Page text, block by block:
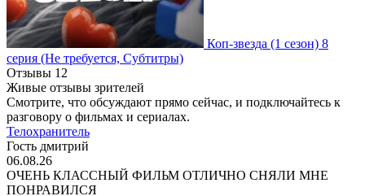
Коп-звезда (1 сезон) 8
серия (Не требуется, Субтитры)
Отзывы 12
Живые отзывы зрителей
Смотрите, что обсуждают прямо сейчас, и подключайтесь к
разговору о фильмах и сериалах.
Телохранитель
Гость дмитрий
06.08.26
ОЧЕНЬ КЛАССНЫЙ ФИЛЬМ ОТЛИЧНО СНЯЛИ МНЕ
ПОНРАВИЛСЯ